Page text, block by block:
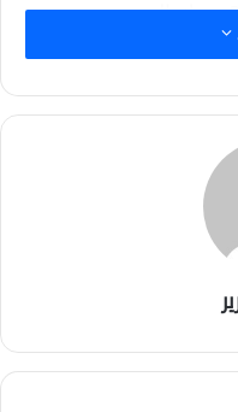
سامراء منذ 2003 وحتى عام 2022 وترك المنصب بسبب
محاكم النزاهة.
صلاح الدين( امجمد
شهاب ) بديلا عنه.
على قرار مجلس
العامين (الوكالة